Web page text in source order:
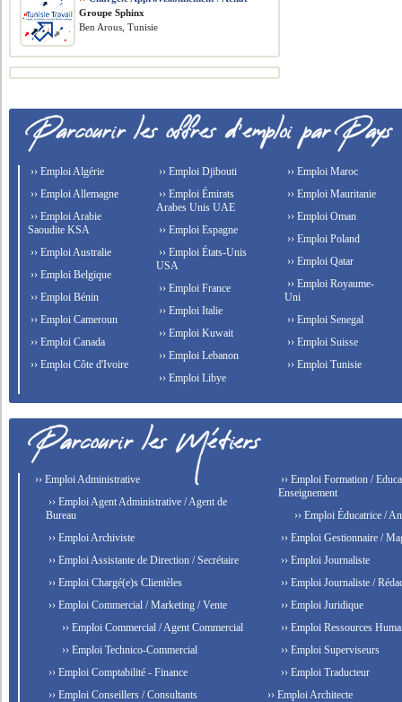
Groupe Sphinx
Ben Arous, Tunisie
›› Emploi Algérie
›› Emploi Allemagne
›› Emploi Arabie
Saoudite KSA
›› Emploi Australie
›› Emploi Belgique
›› Emploi Bénin
›› Emploi Cameroun
›› Emploi Canada
›› Emploi Côte d'Ivoire
›› Emploi Djibouti
›› Emploi Émirats
Arabes Unis UAE
›› Emploi Espagne
›› Emploi États-Unis
USA
›› Emploi France
›› Emploi Italie
›› Emploi Kuwait
›› Emploi Lebanon
›› Emploi Libye
›› Emploi Maroc
›› Emploi Mauritanie
›› Emploi Oman
›› Emploi Poland
›› Emploi Qatar
›› Emploi Royaume-
Uni
›› Emploi Senegal
›› Emploi Suisse
›› Emploi Tunisie
›› Emploi Administrative
›› Emploi Agent Administrative / Agent de
Bureau
›› Emploi Archiviste
›› Emploi Assistante de Direction / Secrétaire
›› Emploi Chargé(e)s Clientèles
›› Emploi Commercial / Marketing / Vente
›› Emploi Commercial / Agent Commercial
›› Emploi Technico-Commercial
›› Emploi Comptabilité - Finance
›› Emploi Conseillers / Consultants
›› Emploi Formation /
Enseignement
›› Emploi Éducatrice /
›› Emploi Gestionnaire /
›› Emploi Journaliste
›› Emploi Journaliste /
›› Emploi Juridique
›› Emploi Ressources
›› Emploi Superviseurs
›› Emploi Traducteur
›› Emploi Architecte